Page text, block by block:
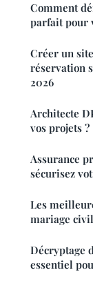
Comment
parfait pour
Créer un
réservation
2026
Architecte
vos projets ?
Assurance
sécurisez
Les
mariage
Décryptage
essentiel